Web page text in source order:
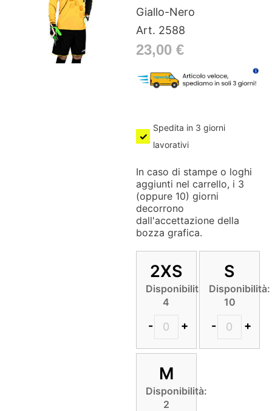
Giallo-Nero
Art. 2588
23,00 €
Spedita in 3 giorni
lavorativi
In caso di stampe o loghi
aggiunti nel carrello, i 3
(oppure 10) giorni
decorrono
dall'accettazione della
bozza grafica.
2XS
Disponibilità:
4
- +
S
Disponibilità:
10
- +
M
Disponibilità:
2